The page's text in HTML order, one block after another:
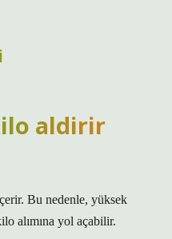
aldirir
Bu nedenle, yüksek
alımına yol açabilir.